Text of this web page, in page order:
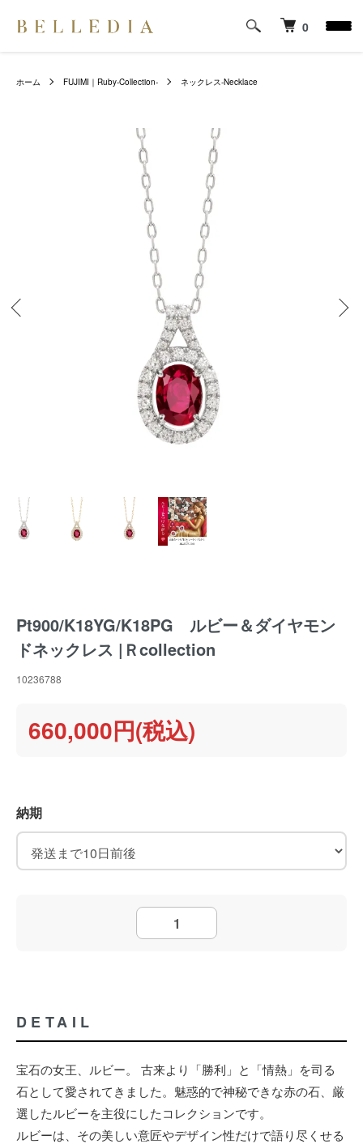
0
ホーム FUJIMI｜Ruby-Collection- ネックレス-Necklace
Pt900/K18YG/K18PG ルビー＆ダイヤモン
ドネックレス |Ｒcollection
10236788
660,000円(税込)
納期
DETAIL
宝石の女王、ルビー。 古来より「勝利」と「情熱」を司る
石として愛されてきました。魅惑的で神秘できな赤の石、厳
選したルビーを主役にしたコレクションです。
ルビーは、その美しい意匠やデザイン性だけで語り尽くせる